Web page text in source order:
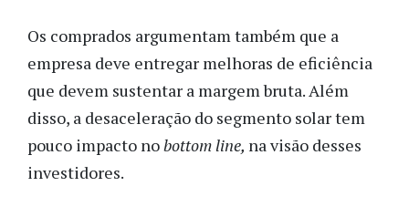
Os comprados argumentam também que a
empresa deve entregar melhoras de eficiência
que devem sustentar a margem bruta. Além
disso, a desaceleração do segmento solar tem
pouco impacto nobottom line, na visão desses
investidores.